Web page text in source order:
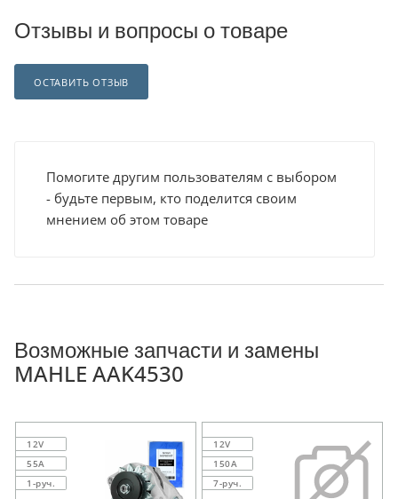
Отзывы и вопросы о товаре
ОСТАВИТЬ ОТЗЫВ
Помогите другим пользователям с выбором
- будьте первым, кто поделится своим
мнением об этом товаре
Возможные запчасти и замены
MAHLE AAK4530
12V
55A
1-руч.
12V
150A
7-руч.